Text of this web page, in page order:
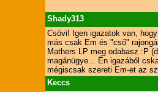
Shady313
Csövi! Igen igazatok van,
más csak Em és "cső"
Mathers LP meg odabasz :P
magánügye... Én igazából
mégiscsak szereti Em-et az
Keccs